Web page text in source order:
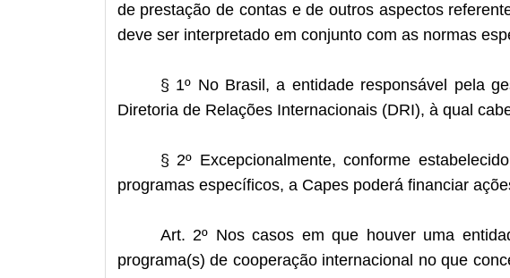
de prestação de contas e de outros aspectos
deve ser interpretado em conjunto com as normas
§ 1º No Brasil, a entidade responsável pela
Diretoria de Relações Internacionais (DRI), à qual
§ 2º Excepcionalmente, conforme
programas específicos, a Capes poderá financiar
Art. 2º Nos casos em que houver uma
programa(s) de cooperação internacional no que